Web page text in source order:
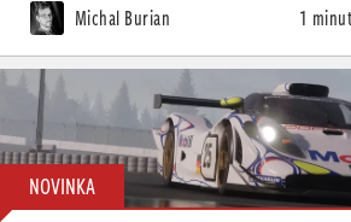
Michal Burian 1
NOVINKA